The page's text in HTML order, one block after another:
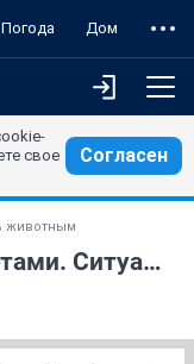
Погода Дом
свое
Согласен
животным
Очень нужна помощь советами. Ситуация СОС!